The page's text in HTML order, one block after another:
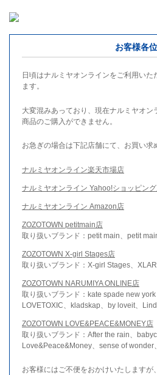
お客様各位
日頃はナルミヤオンラインをご利用い
ます。
大変混みあっており、現在ナルミヤオン
商品のご購入ができません。
お急ぎの場合は下記店舗にて、お買い求
ナルミヤオンライン楽天市場店
ナルミヤオンライン Yahoo!ショッピン
ナルミヤオンライン Amazon店
ZOZOTOWN petitmain店
取り扱いブランド：petit main、petit
ZOZOTOWN X-girl Stages店
取り扱いブランド：X-girl Stages、
ZOZOTOWN NARUMIYA ONLINE店
取り扱いブランド：kate spade new york
LOVETOXIC、kladskap、by loveit、
ZOZOTOWN LOVE&PEACE&MONEY店
取り扱いブランド：After the rain、
Love&Peace&Money、sense of wonder
お客様にはご不便をおかけいたしますが